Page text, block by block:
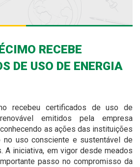
RECEBE
DE USO DE ENERGIA
recebeu certificados de uso de
emitidos pela empresa
as ações das instituições
no uso consciente e sustentável de
A iniciativa, em vigor desde meados
passo no compromisso da